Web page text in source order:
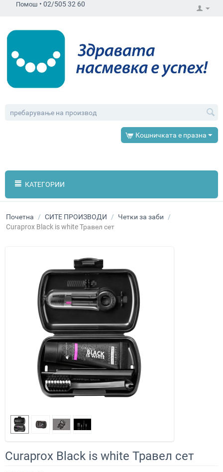
Помош • 02/505 32 60
Кошничката е празна
КАТЕГОРИИ
Почетна / СИТЕ ПРОИЗВОДИ / Четки за заби /
Curaprox Black is white Травел сет
Curaprox Black is white Травел сет